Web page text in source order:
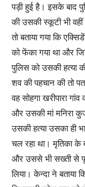
पड़ी हुई है। इसके बाद
की उसकी स्कूटी भी
तो बताया गया कि
को फेंका गया था और
पुलिस को उसकी
शव की पहचान की तो
वह सोहगा खरीपारा
और उसकी मां मनिरा
उसकी हत्या उसका ही
चल रहा था। मृतिका के
और उससे भी सख्ती से
लिया। केन्दा ने बताया